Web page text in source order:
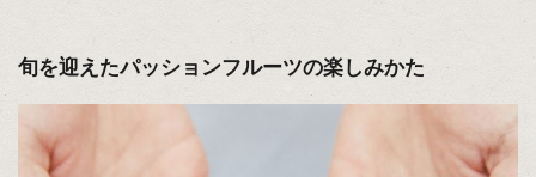
旬を迎えたパッションフルーツの楽しみかた